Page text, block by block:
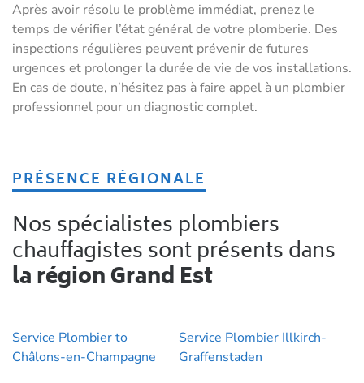
Après avoir résolu le problème immédiat, prenez le
temps de vérifier l’état général de votre plomberie. Des
inspections régulières peuvent prévenir de futures
urgences et prolonger la durée de vie de vos installations.
En cas de doute, n’hésitez pas à faire appel à un plombier
professionnel pour un diagnostic complet.
PRÉSENCE RÉGIONALE
Nos spécialistes plombiers
chauffagistes sont présents dans
la région Grand Est
Service Plombier to
Châlons-en-Champagne
Service Plombier Illkirch-
Graffenstaden